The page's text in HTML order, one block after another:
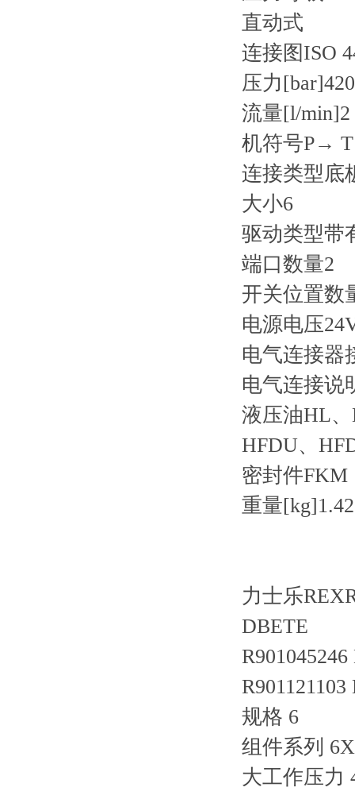
直动式
连接图ISO
压力[bar]420
流量[l/min]2
机符号P→ T
连接类型底
大小6
驱动类型带
端口数量2
开关位置数
电源电压
电气连接器
电气连接说
液压油HL、
HFDU、
密封件FKM
重量[kg]1.42
力士乐
DBETE
规格 6
组件系列 6X
大工作压力